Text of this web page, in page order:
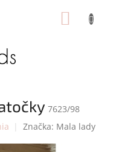
7623/98
Značka: Mala lady